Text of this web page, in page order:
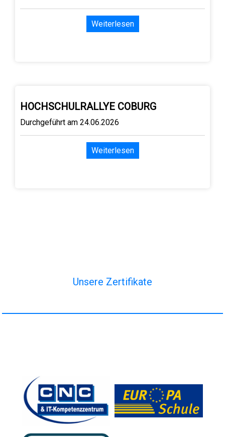
Weiterlesen
HOCHSCHULRALLYE COBURG
Durchgeführt am 24.06.2026
Weiterlesen
Unsere Zertifikate